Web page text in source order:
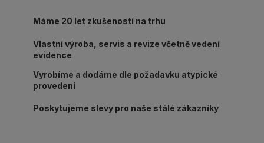
Máme 20 let zkušeností na trhu
Vlastní výroba, servis a revize včetně vedení
evidence
Vyrobíme a dodáme dle požadavku atypické
provedení
Poskytujeme slevy pro naše stálé zákazníky